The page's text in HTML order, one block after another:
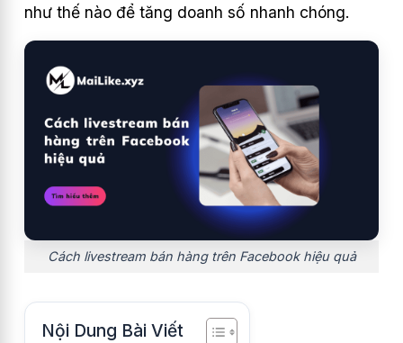
như thế nào để tăng doanh số nhanh chóng.
Cách livestream bán hàng trên Facebook hiệu quả
Nội Dung Bài Viết